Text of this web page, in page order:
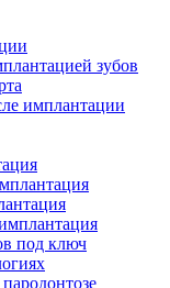
зубов
имплантации
под ключ